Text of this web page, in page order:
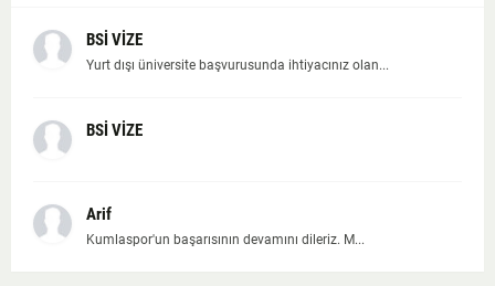
BSİ VİZE
Yurt dışı üniversite başvurusunda ihtiyacınız olan...
BSİ VİZE
Arif
Kumlaspor'un başarısının devamını dileriz. M...